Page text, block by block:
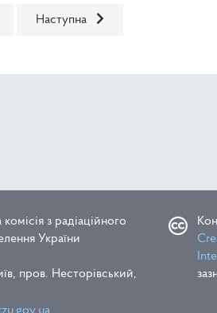
25 лютого 2021 року відбувся
Наступна стаття: Презентували
Наступна
з радіаційного
України
пров. Несторівський,